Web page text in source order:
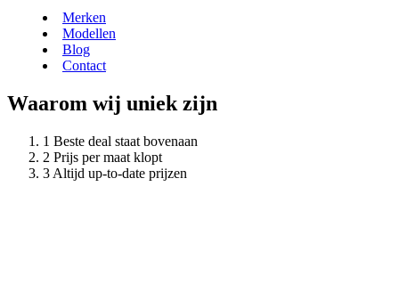
Merken
Modellen
Blog
Contact
Waarom wij uniek zijn
Beste deal staat bovenaan
Prijs per maat klopt
Altijd up-to-date prijzen